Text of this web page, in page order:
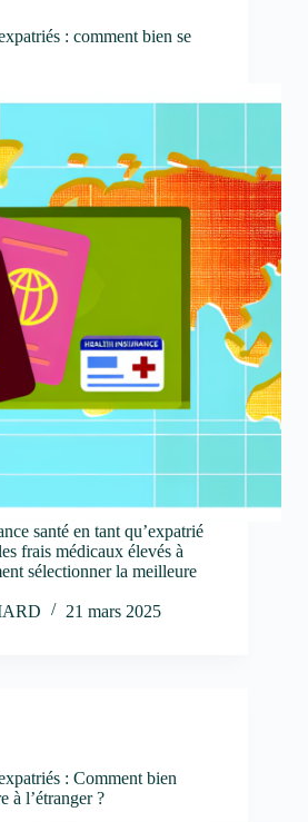
: comment bien se
santé en tant qu’expatrié
frais médicaux élevés à
sélectionner la meilleure
21 mars 2025
: Comment bien
à l’étranger ?